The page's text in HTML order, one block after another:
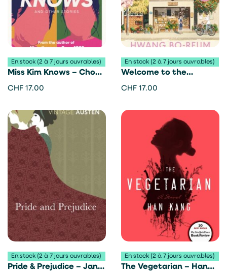
En stock (2 à 7 jours ouvrables)
Miss Kim Knows – Cho
Nam-Joo
CHF 17.00
En stock (2 à 7 jours ouvrables)
Welcome to the
Hyunam-dong Bookshop
CHF 17.00
En stock (2 à 7 jours ouvrables)
Pride & Prejudice – Jane
En stock (2 à 7 jours ouvrables)
The Vegetarian – Han